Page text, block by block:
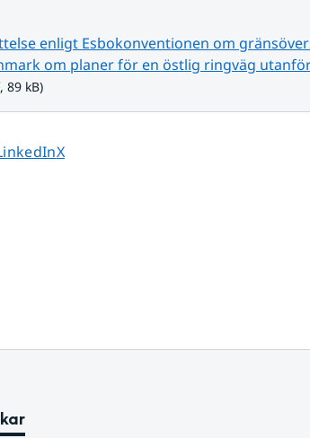
enligt Esbokonventionen om
om planer för en östlig ringväg
89 kB)
på sidan påDela sidan på
X